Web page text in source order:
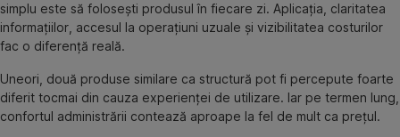
simplu este să folosești produsul în fiecare zi. Aplicația, claritatea
informațiilor, accesul la operațiuni uzuale și vizibilitatea costurilor
fac o diferență reală.
Uneori, două produse similare ca structură pot fi percepute foarte
diferit tocmai din cauza experienței de utilizare. Iar pe termen lung,
confortul administrării contează aproape la fel de mult ca prețul.